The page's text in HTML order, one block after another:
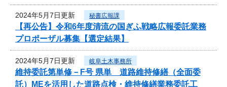
2024年5月7日更新 秘書広報課
【再公告】令和6年度清流の国ぎふ戦略広報委託業務
プロポーザル募集【選定結果】
2024年5月7日更新 岐阜土木事務所
維持委託第単修－F号 県単 道路維持修繕（全面委
託）MEを活用した道路点検・維持修繕業務委託工